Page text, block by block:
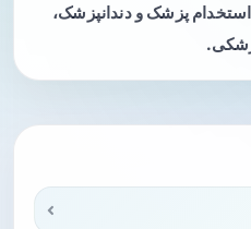
پزشک و دندانپزشک،